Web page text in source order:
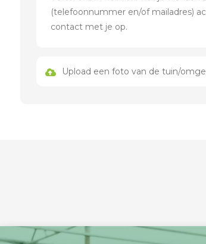
Upload een foto van de tuin/omgeving